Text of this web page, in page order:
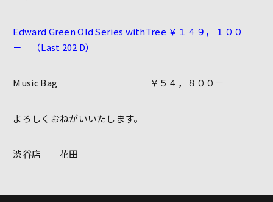
Edward Green Old Series withTree ￥１４９，１００
－ （Last 202 D）
Music Bag ￥５４，８００－
よろしくおねがいいたします。
渋谷店 花田